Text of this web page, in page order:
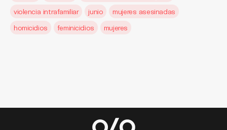
violencia intrafamiliar
junio
mujeres asesinadas
homicidios
feminicidios mujeres